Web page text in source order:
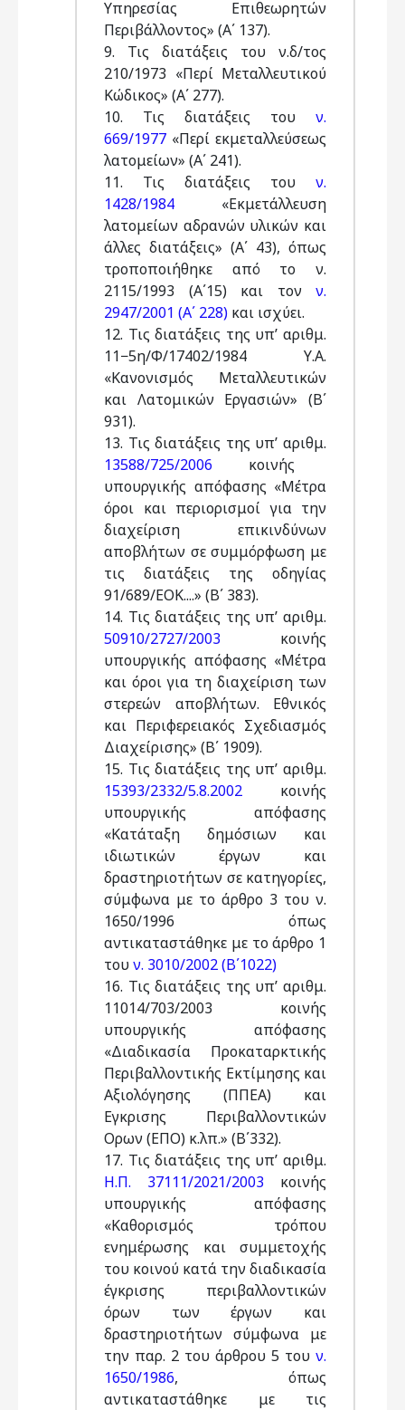
Υπηρεσίας Επιθεωρητών
Περιβάλλοντος» (Α΄ 137).
9. Τις διατάξεις του ν.δ/τος
210/1973 «Περί Μεταλλευτικού
Κώδικος» (Α΄ 277).
10. Τις διατάξεις του ν.
669/1977 «Περί εκμεταλλεύσεως
λατομείων» (Α΄ 241).
11. Τις διατάξεις του ν.
1428/1984 «Εκμετάλλευση
λατομείων αδρανών υλικών και
άλλες διατάξεις» (Α΄ 43), όπως
τροποποιήθηκε από το ν.
2115/1993 (Α΄15) και τον ν.
2947/2001 (Α΄ 228) και ισχύει.
12. Τις διατάξεις της υπ’ αριθμ.
11−5η/Φ/17402/1984 Υ.Α.
«Κανονισμός Μεταλλευτικών
και Λατομικών Εργασιών» (Β΄
931).
13. Τις διατάξεις της υπ’ αριθμ.
13588/725/2006 κοινής
υπουργικής απόφασης «Μέτρα
όροι και περιορισμοί για την
διαχείριση επικινδύνων
αποβλήτων σε συμμόρφωση με
τις διατάξεις της οδηγίας
91/689/ΕΟΚ....» (Β΄ 383).
14. Τις διατάξεις της υπ’ αριθμ.
50910/2727/2003 κοινής
υπουργικής απόφασης «Μέτρα
και όροι για τη διαχείριση των
στερεών αποβλήτων. Εθνικός
και Περιφερειακός Σχεδιασμός
Διαχείρισης» (Β΄ 1909).
15. Τις διατάξεις της υπ’ αριθμ.
15393/2332/5.8.2002 κοινής
υπουργικής απόφασης
«Κατάταξη δημόσιων και
ιδιωτικών έργων και
δραστηριοτήτων σε κατηγορίες,
σύμφωνα με το άρθρο 3 του ν.
1650/1996 όπως
αντικαταστάθηκε με το άρθρο 1
του ν. 3010/2002 (Β΄1022)
16. Τις διατάξεις της υπ’ αριθμ.
11014/703/2003 κοινής
υπουργικής απόφασης
«Διαδικασία Προκαταρκτικής
Περιβαλλοντικής Εκτίμησης και
Αξιολόγησης (ΠΠΕΑ) και
Εγκρισης Περιβαλλοντικών
Ορων (ΕΠΟ) κ.λπ.» (Β΄332).
17. Τις διατάξεις της υπ’ αριθμ.
Η.Π. 37111/2021/2003 κοινής
υπουργικής απόφασης
«Καθορισμός τρόπου
ενημέρωσης και συμμετοχής
του κοινού κατά την διαδικασία
έγκρισης περιβαλλοντικών
όρων των έργων και
δραστηριοτήτων σύμφωνα με
την παρ. 2 του άρθρου 5 του ν.
1650/1986, όπως
αντικαταστάθηκε με τις